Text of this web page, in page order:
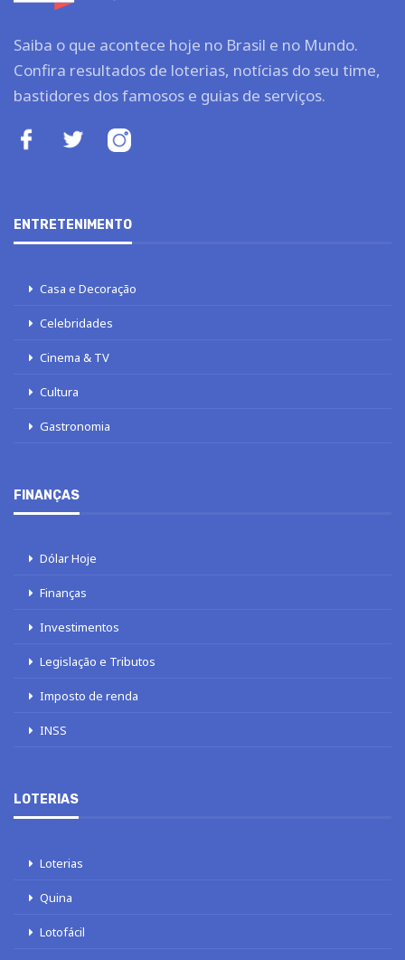
Saiba o que acontece hoje no Brasil e no Mundo.
Confira resultados de loterias, notícias do seu time,
bastidores dos famosos e guias de serviços.
ENTRETENIMENTO
Casa e Decoração
Celebridades
Cinema & TV
Cultura
Gastronomia
FINANÇAS
Dólar Hoje
Finanças
Investimentos
Legislação e Tributos
Imposto de renda
INSS
LOTERIAS
Loterias
Quina
Lotofácil